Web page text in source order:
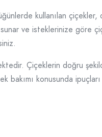
kullanılan
ve isteklerinize göre
Çiçeklerin doğru
bakımı konusunda